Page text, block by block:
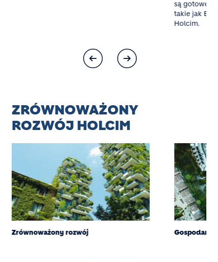
są gotowe
takie jak
Holcim.
ZRÓWNOWAŻONY
ROZWÓJ HOLCIM
Zrównoważony rozwój Gospodarka